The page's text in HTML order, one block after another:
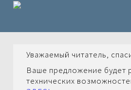
Уважаемый читатель,
Ваше предложение будет
технических